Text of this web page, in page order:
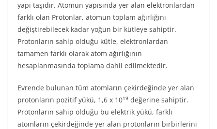
yapı taşıdır. Atomun yapısında yer alan elektronlardan
farklı olan Protonlar, atomun toplam ağırlığını
değiştirebilecek kadar yoğun bir kütleye sahiptir.
Protonların sahip olduğu kütle, elektronlardan
tamamen farklı olarak atom ağırlığının
hesaplanmasında toplama dahil edilmektedir.
Evrende bulunan tüm atomların çekirdeğinde yer alan
protonların pozitif yükü, 1,6 x 1019 değerine sahiptir.
Protonların sahip olduğu bu elektrik yükü, farklı
atomların çekirdeğinde yer alan protonların birbirlerini